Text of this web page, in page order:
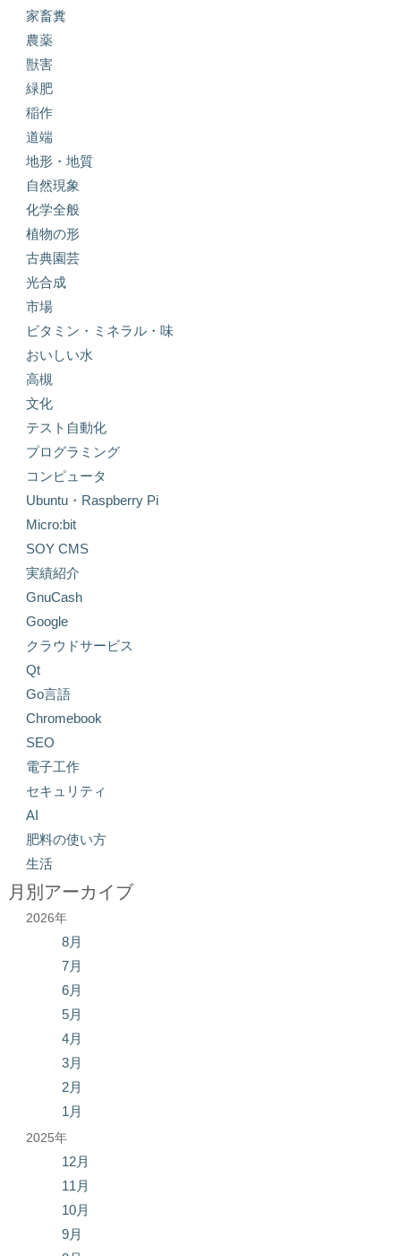
家畜糞
農薬
獣害
緑肥
稲作
道端
地形・地質
自然現象
化学全般
植物の形
古典園芸
光合成
市場
ビタミン・ミネラル・味
おいしい水
高槻
文化
テスト自動化
プログラミング
コンピュータ
Ubuntu・Raspberry Pi
Micro:bit
SOY CMS
実績紹介
GnuCash
Google
クラウドサービス
Qt
Go言語
Chromebook
SEO
電子工作
セキュリティ
AI
肥料の使い方
生活
月別アーカイブ
2026年
8月
7月
6月
5月
4月
3月
2月
1月
2025年
12月
11月
10月
9月